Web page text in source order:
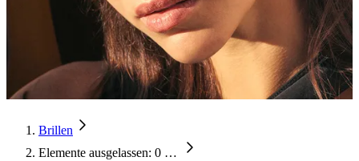
Brillen
Elemente ausgelassen: 0 …